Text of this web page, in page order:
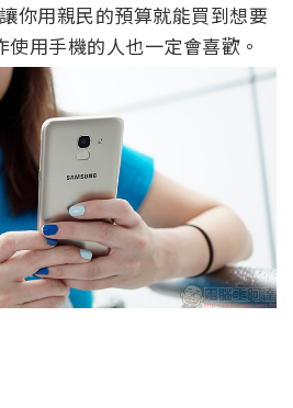
你用親民的預算就能買到想要
用手機的人也一定會喜歡。